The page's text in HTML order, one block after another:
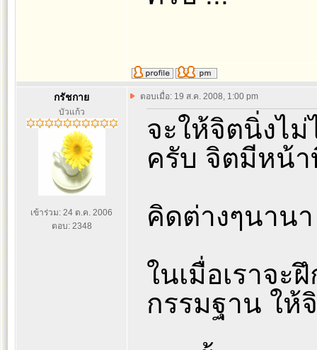
กรัชกาย
บัวแก้ว
เข้าร่วม: 24 ต.ค. 2006
ตอบ: 2348
ตอบเมื่อ: 19 ส.ค. 2008, 1:00 pm
จะให้จิตนิ่งไ
ครับ จิตมีหน้า
คิดต่างๆนานา
ในเมื่อเราจะ
กรรมฐาน ให้